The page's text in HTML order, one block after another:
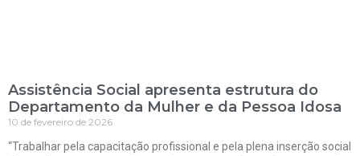
Assistência Social apresenta estrutura do
Departamento da Mulher e da Pessoa Idosa
10 de fevereiro de 2026
“Trabalhar pela capacitação profissional e pela plena inserção social